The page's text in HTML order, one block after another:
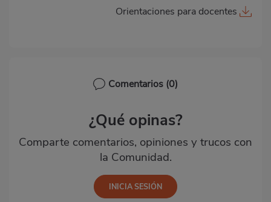
Orientaciones para docentes
Comentarios (0)
¿Qué opinas?
Comparte comentarios, opiniones y trucos con
la Comunidad.